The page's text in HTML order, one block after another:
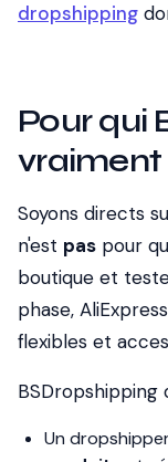
dropshipping
Pour qui
vraiment
Soyons directs
n'est pas pour
boutique et
phase,
flexibles et
Un